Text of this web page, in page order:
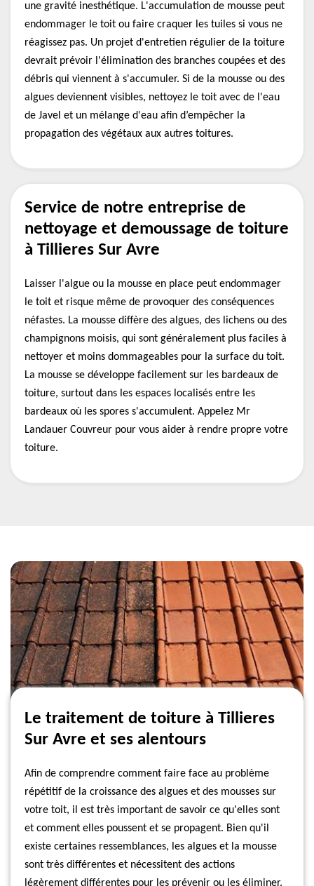
une gravité inesthétique. L'accumulation de mousse peut
endommager le toit ou faire craquer les tuiles si vous ne
réagissez pas. Un projet d'entretien régulier de la toiture
devrait prévoir l'élimination des branches coupées et des
débris qui viennent à s'accumuler. Si de la mousse ou des
algues deviennent visibles, nettoyez le toit avec de l'eau
de Javel et un mélange d'eau afin d’empêcher la
propagation des végétaux aux autres toitures.
Service de notre entreprise de
nettoyage et demoussage de toiture
à Tillieres Sur Avre
Laisser l'algue ou la mousse en place peut endommager
le toit et risque même de provoquer des conséquences
néfastes. La mousse diffère des algues, des lichens ou des
champignons moisis, qui sont généralement plus faciles à
nettoyer et moins dommageables pour la surface du toit.
La mousse se développe facilement sur les bardeaux de
toiture, surtout dans les espaces localisés entre les
bardeaux où les spores s'accumulent. Appelez Mr
Landauer Couvreur pour vous aider à rendre propre votre
toiture.
Le traitement de toiture à Tillieres
Sur Avre et ses alentours
Afin de comprendre comment faire face au problème
répétitif de la croissance des algues et des mousses sur
votre toit, il est très important de savoir ce qu'elles sont
et comment elles poussent et se propagent. Bien qu'il
existe certaines ressemblances, les algues et la mousse
sont très différentes et nécessitent des actions
légèrement différentes pour les prévenir ou les éliminer.